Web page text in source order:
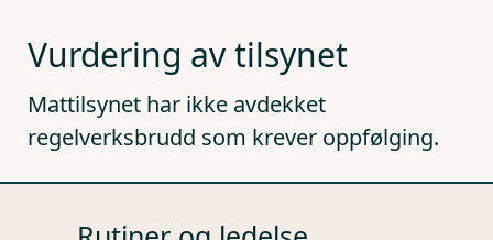
Vurdering av tilsynet
Mattilsynet har ikke avdekket
regelverksbrudd som krever oppfølging.